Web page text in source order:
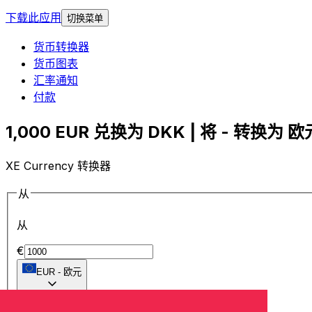
下载此应用 切换菜单
货币转换器
货币图表
汇率通知
付款
1,000 EUR 兑换为 DKK | 将 - 转换为 欧
XE Currency 转换器
从
从
€
EUR - 欧元